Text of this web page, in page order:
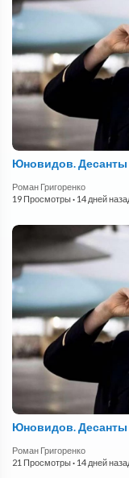
Юновидов. Десанты
Роман Григоренко
19 Просмотры· 14 дней
Юновидов. Десанты
Роман Григоренко
21 Просмотры· 14 дней